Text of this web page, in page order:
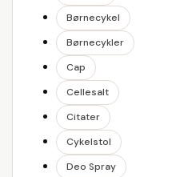
Børnecykel
Børnecykler
Cap
Cellesalt
Citater
Cykelstol
Deo Spray